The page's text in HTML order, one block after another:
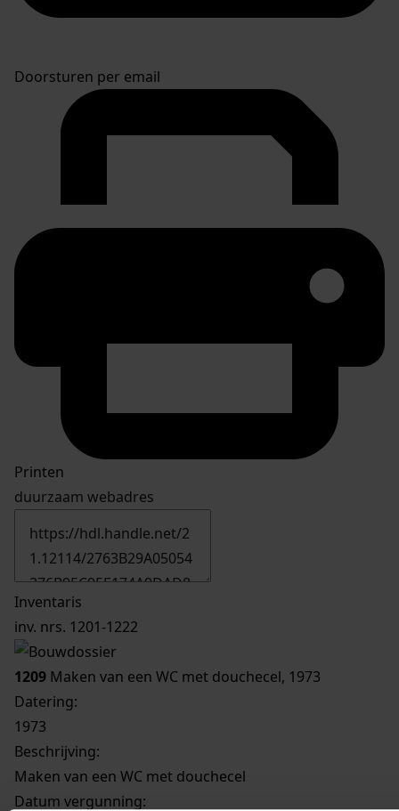
Doorsturen per email
Printen
duurzaam webadres
Inventaris
inv. nrs. 1201-1222
1209 Maken van een WC met douchecel, 1973
Datering:
1973
Beschrijving:
Maken van een WC met douchecel
Datum vergunning: